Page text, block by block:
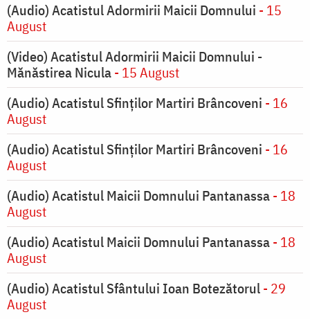
(Audio) Acatistul Adormirii Maicii Domnului - 15
August
(Video) Acatistul Adormirii Maicii Domnului -
Mănăstirea Nicula- 15 August
(Audio) Acatistul Sfinților Martiri Brâncoveni - 16
August
(Audio) Acatistul Sfinților Martiri Brâncoveni - 16
August
(Audio) Acatistul Maicii Domnului Pantanassa- 18
August
(Audio) Acatistul Maicii Domnului Pantanassa- 18
August
(Audio) Acatistul Sfântului Ioan Botezătorul- 29
August